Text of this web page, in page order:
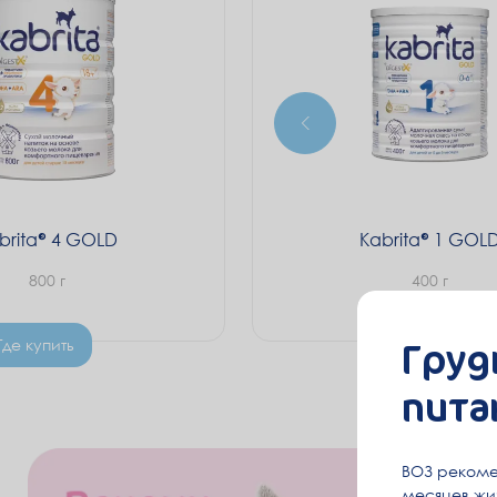
4 GOLD
800 г
купить
Kabrita 1
400 г
Где купить
ВОЗ